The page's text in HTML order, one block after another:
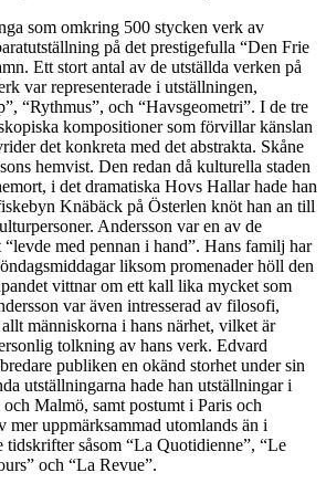
som omkring 500 stycken verk av
på det prestigefulla “Den Frie
Ett stort antal av de utställda verken på
var representerade i utställningen,
“Rythmus”, och “Havsgeometri”. I de tre
kompositioner som förvillar känslan
det konkreta med det abstrakta. Skåne
hemvist. Den redan då kulturella staden
i det dramatiska Hovs Hallar hade han
Knäbäck på Österlen knöt han an till
Andersson var en av de
med pennan i hand”. Hans familj har
liksom promenader höll den
vittnar om ett kall lika mycket som
var även intresserad av filosofi,
människorna i hans närhet, vilket är
tolkning av hans verk. Edvard
publiken en okänd storhet under sin
utställningarna hade han utställningar i
Malmö, samt postumt i Paris och
mer uppmärksammad utomlands än i
tidskrifter såsom “La Quotidienne”, “Le
och “La Revue”.